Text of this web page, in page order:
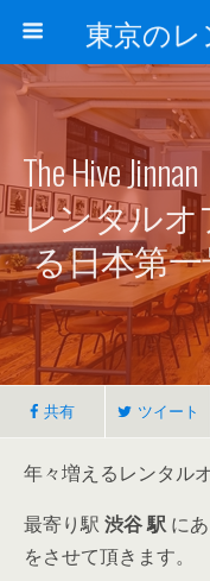
The Hive
レンタルオ
る日本第一
共有 ツイート
年々増えるレンタル
最寄り駅 渋谷 駅 に
をさせて頂きます。